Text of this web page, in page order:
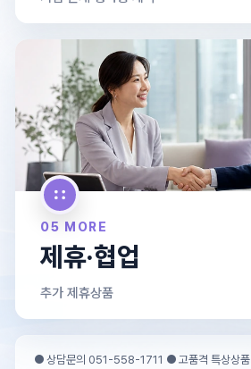
05 MORE
제휴·협업
추가 제휴상품
● 상담문의 051-558-1711 ● 고품격 특상상품